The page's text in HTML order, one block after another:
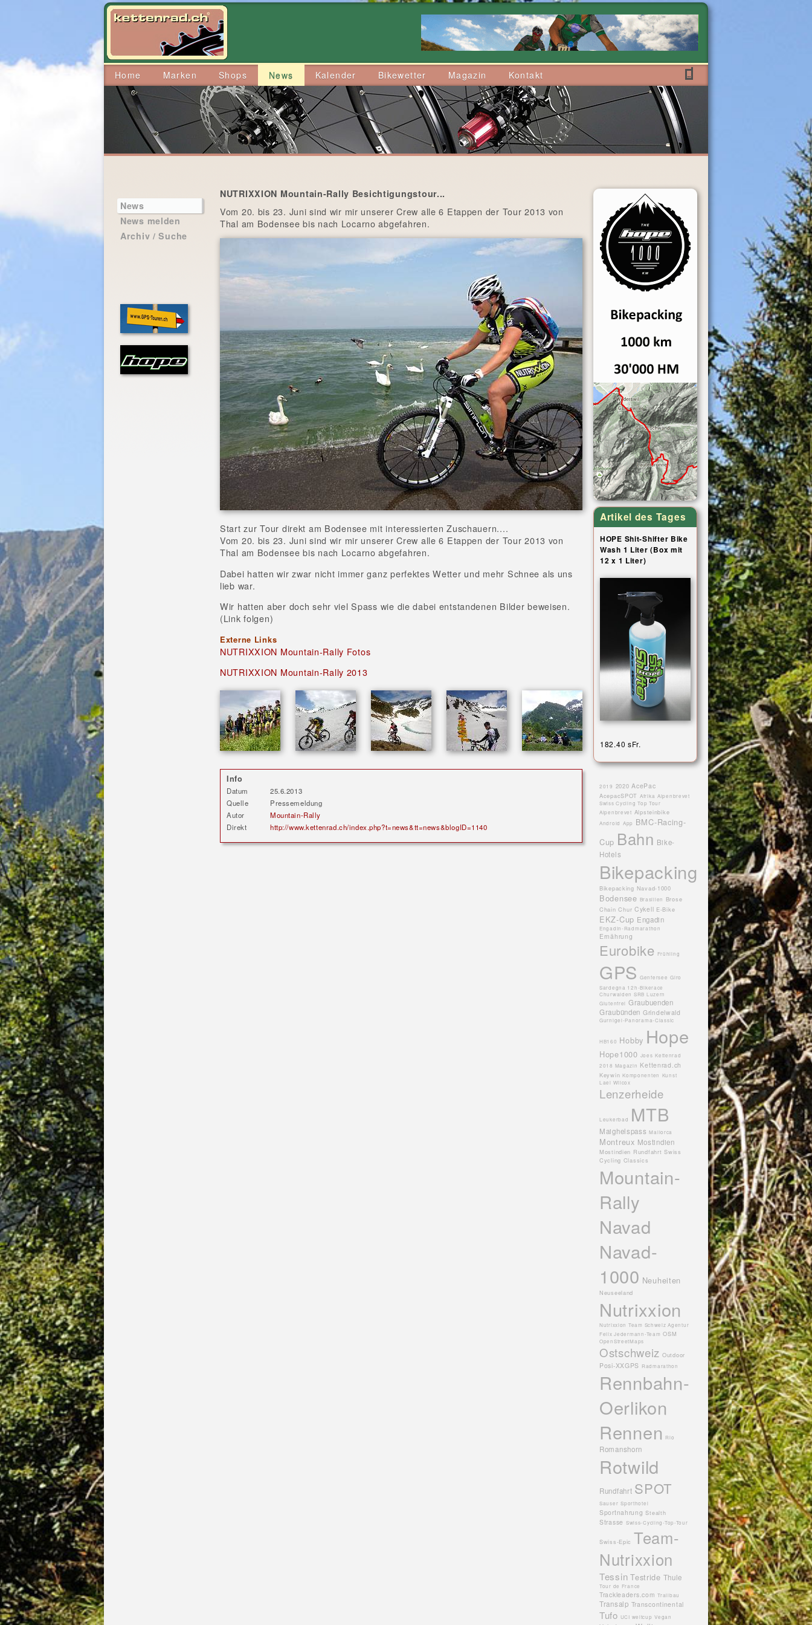
Home Marken Shops News Kalender Bikewetter Magazin Kontakt
News
News melden
Archiv / Suche
NUTRIXXION Mountain-Rally Besichtigungstour...
Vom 20. bis 23. Juni sind wir mir unserer Crew alle 6 Etappen der Tour 2013 von
Thal am Bodensee bis nach Locarno abgefahren.
Start zur Tour direkt am Bodensee mit interessierten Zuschauern....
Vom 20. bis 23. Juni sind wir mir unserer Crew alle 6 Etappen der Tour 2013 von
Thal am Bodensee bis nach Locarno abgefahren.
Dabei hatten wir zwar nicht immer ganz perfektes Wetter und mehr Schnee als uns
lieb war.
Wir hatten aber doch sehr viel Spass wie die dabei entstandenen Bilder beweisen.
(Link folgen)
Externe Links
NUTRIXXION Mountain-Rally Fotos
NUTRIXXION Mountain-Rally 2013
Info
Datum
25.6.2013
Quelle
Pressemeldung
Autor
Mountain-Rally
Direkt
http://www.kettenrad.ch/index.php?t=news&tt=news&blogID=1140
Artikel des Tages
HOPE Shit-Shifter Bike
Wash 1 Liter (Box mit
12 x 1 Liter)
182.40 sFr.
2019 2020 AcePac
AcepacSPOT Afrika Alpenbrevet
Swiss Cycling Top Tour
Alpenbrevet Alpsteinbike
Android App
BMC-Racing-
Cup Bahn Bike-
Hotels
Bikepacking
Bikepacking Navad-1000
Bodensee Brasilien
Brose
Chain Chur Cykell E-Bike
EKZ-Cup Engadin
Engadin-Radmarathon
Ernährung
Eurobike Frühling
GPS Genfersee Giro
Sardegna 12h-Bikerace
Churwalden SRB Luzern
Glutenfrei Graubuenden
Graubünden Grindelwald
Gurnigel-Panorama-Classic
HB160 Hobby Hope
Hope1000 Joes Kettenrad
2018 Magazin Kettenrad.ch
Keywin Komponenten Kunst
Lael Wilcox
Lenzerheide
Leukerbad MTB
Maighelspass Mallorca
Montreux Mostindien
Mostindien Rundfahrt Swiss
Cycling Classics
Mountain-
Rally
Navad
Navad-
1000 Neuheiten
Neuseeland
Nutrixxion
Nutrixxion Team Schweiz Agentur
Felix Jedermann-Team OSM
OpenStreetMaps
Ostschweiz Outdoor
Posi-XXGPS Radmarathon
Rennbahn-
Oerlikon
Rennen
Rio
Romanshorn
Rotwild
Rundfahrt SPOT
Sauser Sporthotel
Sportnahrung Stealth
Strasse Swiss-Cycling-Top-Tour
Swiss-Epic Team-
Nutrixxion
Tessin Testride Thule
Tour de France
Trackleaders.com Trailbau
Transalp Transcontinental
Tufo UCI weltcup Vegan